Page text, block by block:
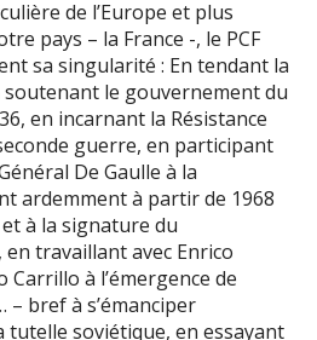
de l’Europe et plus
pays – la France -, le PCF
sa singularité : En tendant la
soutenant le gouvernement du
en incarnant la Résistance
guerre, en participant
De Gaulle à la
ardemment à partir de 1968
à la signature du
travaillant avec Enrico
à l’émergence de
– bref à s’émanciper
tutelle soviétique, en essayant